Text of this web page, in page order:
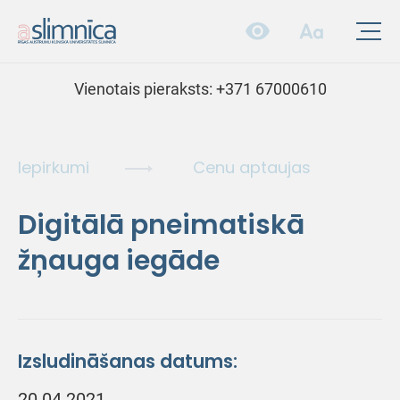
Vienotais pieraksts: +371 67000610
Iepirkumi Cenu aptaujas
Digitālā pneimatiskā
žņauga iegāde
Izsludināšanas datums: